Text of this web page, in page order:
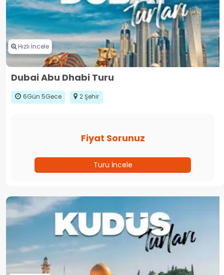
Hızlı İncele
Dubai Abu Dhabi Turu
6Gün 5Gece 2 Şehir
Fiyat Sorunuz
Turu İncele